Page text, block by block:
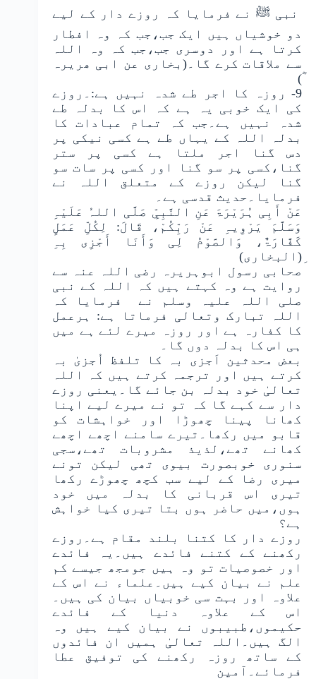
نبی ﷺ نے فرمایا کہ روزے دار کے لیے
دو خوشیاں ہیں ایک جب،جب کہ وہ افطار
کرتا ہے اور دوسری جب،جب کہ وہ اللہ
سے ملاقات کرے گا۔(بخاری عن ابی ھریرہ
ؓ)
9- روزہ کا اجر طے شدہ نہیں ہے:۔روزے
کی ایک خوبی یہ ہے کہ اس کا بدلہ طے
شدہ نہیں ہے۔جب کہ تمام عبادات کا
بدلہ اللہ کے یہاں طے ہے کسی نیکی پر
دس گنا اجر ملتا ہے کسی پر ستر
گنا،کسی پر سو گنا اور کسی پر سات سو
گنا لیکن روزے کے متعلق اللہ نے
فرمایا۔حدیث قدسی ہے۔
عَنْ أَبِی ہُرَیْرَۃَ عَنِ النَّبِیِّ صَلَّی اللہُ عَلَیْہِ
وَسَلَّمَ یَرْوِیہِ عَنْ رَبِّکُمْ، قَالَ: لِکُلِّ عَمَلٍ
کَفَّارَۃٌ، وَالصَّوْمُ لِی وَأَنَا أَجْزِی بِہِ
ِ(البخاری)
صحابی رسول ابوہریرہ رضی اللہ عنہ سے
روایت ہے وہ کہتے ہیں کہ اللہ کے نبی
صلی اللہ علیہ وسلم نے فرمایا کہ
اللہ تبارک وتعالی فرماتا ہے: ہرعمل
کا کفارہ ہے اور روزہ میرے لئے ہے میں
ہی اس کا بدلہ دوں گا۔
بعض محدثین اَجزی بہ کا تلفظ اُجزیٰ بہ
کرتے ہیں اور ترجمہ کرتے ہیں کہ اللہ
تعالیٰ خود بدلہ بن جائے گا۔یعنی روزے
دار سے کہے گا کہ تو نے میرے لیے اپنا
کھانا پینا چھوڑا اور خواہشات کو
قابو میں رکھا۔تیرے سامنے اچھے اچھے
کھانے تھے،لذیذ مشروبات تھے،سجی
سنوری خوبصورت بیوی تھی لیکن تونے
میری رضا کے لیے سب کچھ چھوڑے رکھا
تیری اس قربانی کا بدلہ میں خود
ہوں،میں حاضر ہوں بتا تیری کیا خواہش
ہے؟
روزے دار کا کتنا بلند مقام ہے۔روزے
رکھنے کے کتنے فائدے ہیں۔یہ فائدے
اور خصوصیات تو وہ ہیں جومجھ جیسے کم
علم نے بیان کیے ہیں۔علماء نے اس کے
علاوہ اور بہت سی خوبیاں بیان کی ہیں۔
اس کے علاوہ دنیا کے فائدے
حکیموں،طبیبوں نے بیان کیے ہیں وہ
الگ ہیں۔اللہ تعالیٰ ہمیں ان فائدوں
کے ساتھ روزہ رکھنے کی توفیق عطا
فرمائے۔آمین